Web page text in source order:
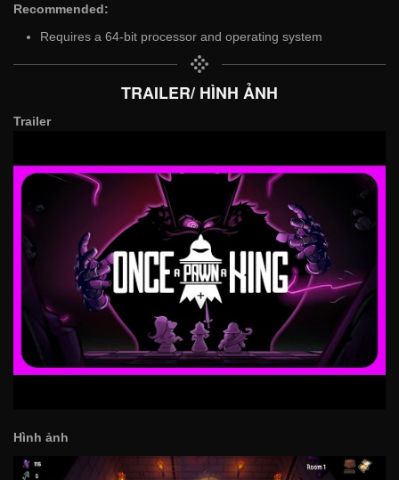
Recommended:
Requires a 64-bit processor and operating system
TRAILER/ HÌNH ẢNH
Trailer
Hình ảnh